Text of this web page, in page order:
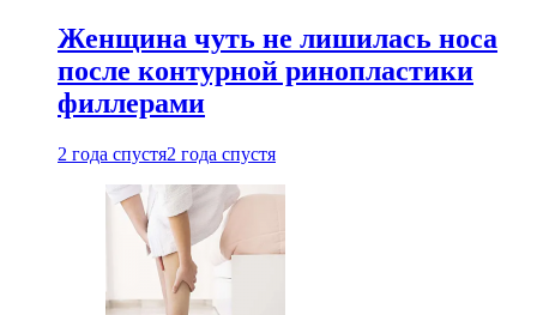
Женщина чуть не лишилась носа
после контурной ринопластики
филлерами
2 года спустя2 года спустя